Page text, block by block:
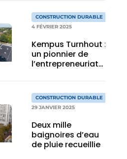
CONSTRUCTION DURABLE
4 FÉVRIER 2025
Kempus Turnhout :
un pionnier de
l’entrepreneuriat
l’innovation
CONSTRUCTION DURABLE
29 JANVIER 2025
Deux mille
baignoires d’eau
de pluie recueillie